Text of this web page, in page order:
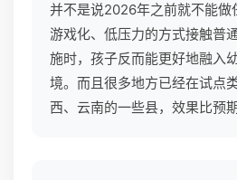
并不是说2026年之前就不能做
游戏化、低压力的方式接触普
施时，孩子反而能更好地融入
境。而且很多地方已经在试点
西、云南的一些县，效果比预